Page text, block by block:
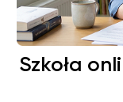
Szkoła